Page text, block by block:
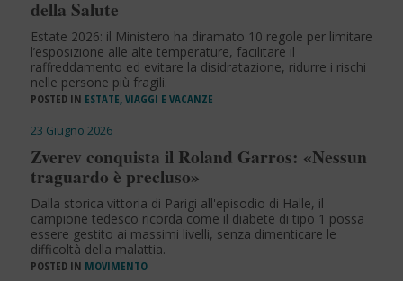
della Salute
Estate 2026: il Ministero ha diramato 10 regole per limitare
l’esposizione alle alte temperature, facilitare il
raffreddamento ed evitare la disidratazione, ridurre i rischi
nelle persone più fragili.
POSTED IN ESTATE, VIAGGI E VACANZE
23 Giugno 2026
Zverev conquista il Roland Garros: «Nessun
traguardo è precluso»
Dalla storica vittoria di Parigi all'episodio di Halle, il
campione tedesco ricorda come il diabete di tipo 1 possa
essere gestito ai massimi livelli, senza dimenticare le
difficoltà della malattia.
POSTED IN MOVIMENTO